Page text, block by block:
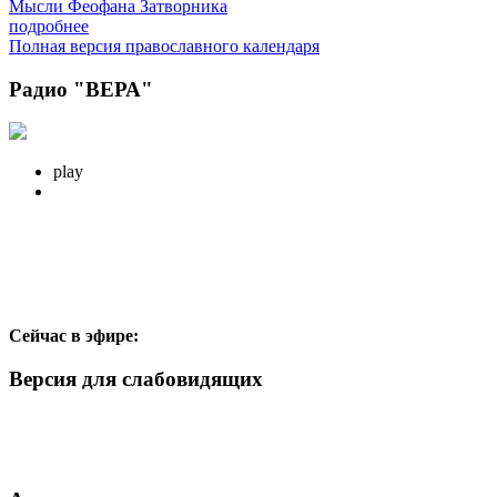
Мысли Феофана Затворника
подробнее
Полная версия православного календаря
Радио "ВЕРА"
play
Сейчас в эфире:
Версия для слабовидящих